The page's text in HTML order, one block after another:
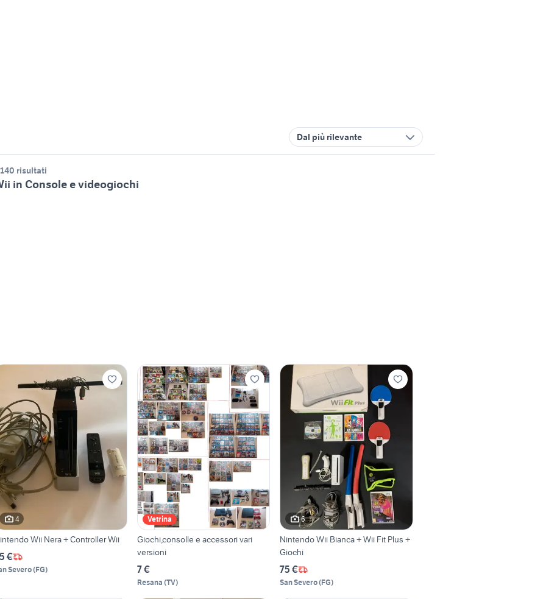
Dal più rilevante
risultati
in Console e videogiochi
4
Wii Nera + Controller Wii
€
Severo(FG)
Vetrina
Giochi,consolle e accessori vari
versioni
7 €
Resana (TV)
6
Nintendo Wii Bianca + Wii Fit Plus +
Giochi
75 €
San Severo(FG)